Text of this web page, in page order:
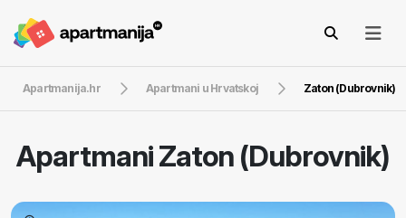
Apartmanija.hr Apartmani u Hrvatskoj Zaton (Dubrovnik)
ApartmaniZaton (Dubrovnik)